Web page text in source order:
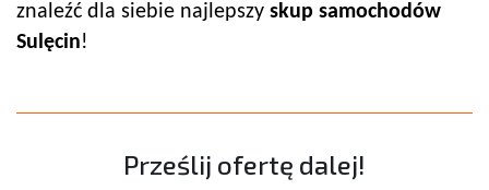
znaleźć dla siebie najlepszy skup samochodów
Sulęcin!
Prześlij ofertę dalej!